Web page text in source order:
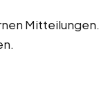
Mitteilungen.